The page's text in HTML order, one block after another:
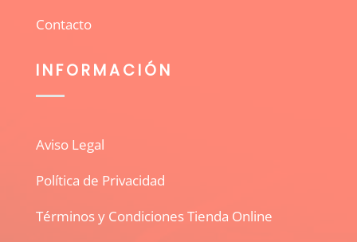
Contacto
INFORMACIÓN
Aviso Legal
Política de Privacidad
Términos y Condiciones Tienda Online